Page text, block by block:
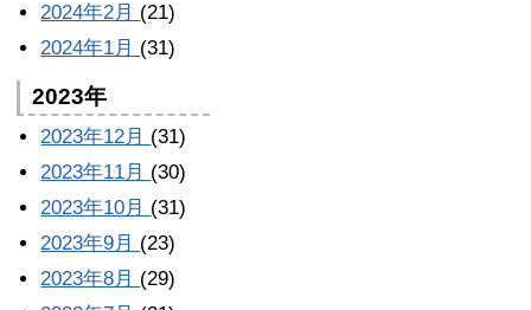
2024年2月 (21)
2024年1月 (31)
2023年
2023年12月 (31)
2023年11月 (30)
2023年10月 (31)
2023年9月 (23)
2023年8月 (29)